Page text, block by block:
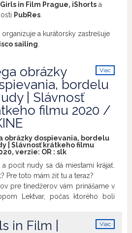
Girls in Film Prague, iShorts a
PubRes
a kurátorsky zastrešuje
sailing
Viac
obrázky
bordelu
| Slávnosť
filmu 2020 /
obrázky dospievania, bordelu
| Slávnosť krátkeho filmu
verzie: OR : slk
a pocit nudy sa dá miestami krájať.
Pre toto mám žiť tu a teraz?
pre tínedžerov vám prinášame v
Lektvar, počas ktorého boli
Viac
in Film |